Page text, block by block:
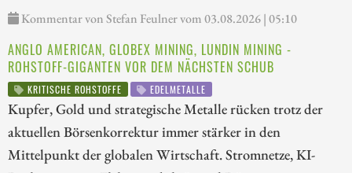
Kommentar von Stefan Feulner vom 03.08.2026 | 05:10
ANGLO AMERICAN, GLOBEX MINING, LUNDIN MINING -
ROHSTOFF-GIGANTEN VOR DEM NÄCHSTEN SCHUB
KRITISCHE ROHSTOFFE EDELMETALLE
Kupfer, Gold und strategische Metalle rücken trotz der
aktuellen Börsenkorrektur immer stärker in den
Mittelpunkt der globalen Wirtschaft. Stromnetze, KI-